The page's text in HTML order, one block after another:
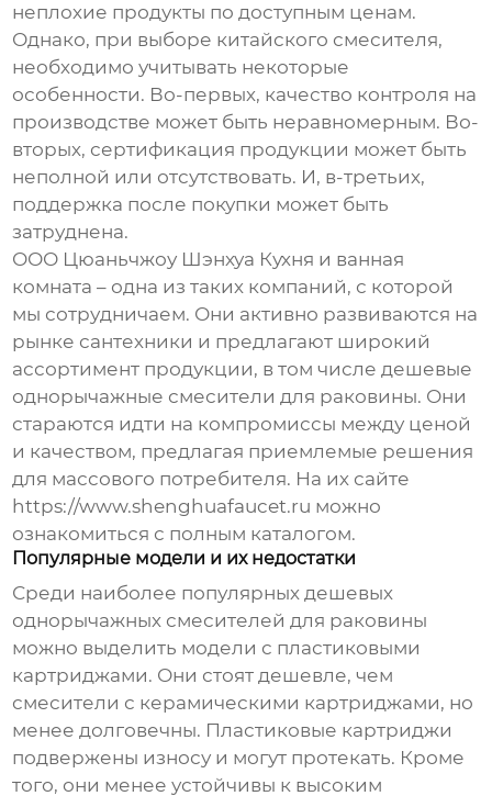
неплохие продукты по доступным ценам.
Однако, при выборе китайского смесителя,
необходимо учитывать некоторые
особенности. Во-первых, качество контроля на
производстве может быть неравномерным. Во-
вторых, сертификация продукции может быть
неполной или отсутствовать. И, в-третьих,
поддержка после покупки может быть
затруднена.
ООО Цюаньчжоу Шэнхуа Кухня и ванная
комната – одна из таких компаний, с которой
мы сотрудничаем. Они активно развиваются на
рынке сантехники и предлагают широкий
ассортимент продукции, в том числедешевые
однорычажные смесители для раковины. Они
стараются идти на компромиссы между ценой
и качеством, предлагая приемлемые решения
для массового потребителя. На их сайте
https://www.shenghuafaucet.ru можно
ознакомиться с полным каталогом.
Популярные модели и их недостатки
Среди наиболее популярныхдешевых
однорычажных смесителей для раковины
можно выделить модели с пластиковыми
картриджами. Они стоят дешевле, чем
смесители с керамическими картриджами, но
менее долговечны. Пластиковые картриджи
подвержены износу и могут протекать. Кроме
того, они менее устойчивы к высоким